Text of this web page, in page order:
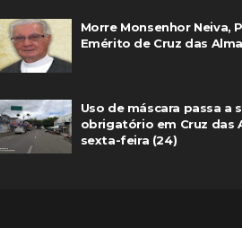
Morre Monsenhor Neiva,
Emérito de Cruz das
Uso de máscara passa a
obrigatório em Cruz das
sexta-feira (24)